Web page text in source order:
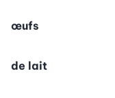
œufs
de lait